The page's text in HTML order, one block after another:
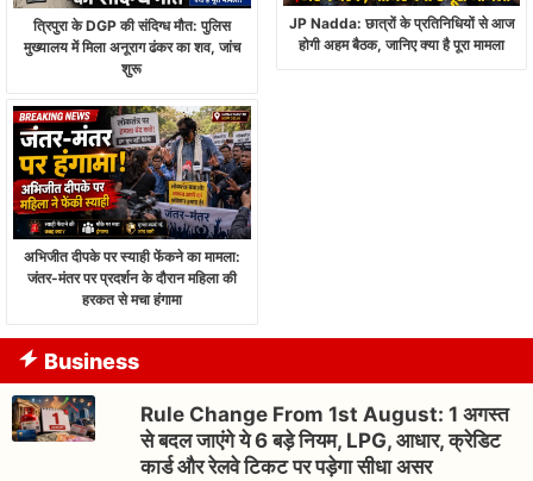
त्रिपुरा के DGP की संदिग्ध मौत: पुलिस
मुख्यालय में मिला अनूराग ढंकर का शव, जांच
शुरू
JP Nadda: छात्रों के प्रतिनिधियों से आज
होगी अहम बैठक, जानिए क्या है पूरा मामला
अभिजीत दीपके पर स्याही फेंकने का मामला:
जंतर-मंतर पर प्रदर्शन के दौरान महिला की
हरकत से मचा हंगामा
Business
Rule Change From 1st August: 1 अगस्त
से बदल जाएंगे ये 6 बड़े नियम, LPG, आधार, क्रेडिट
कार्ड और रेलवे टिकट पर पड़ेगा सीधा असर